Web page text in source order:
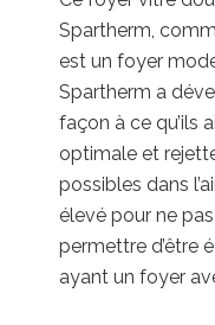
Spartherm,
est un foyer
Spartherm a
façon à ce qu’ils
optimale et
possibles dans
élevé pour ne
permettre d’être
ayant un foyer